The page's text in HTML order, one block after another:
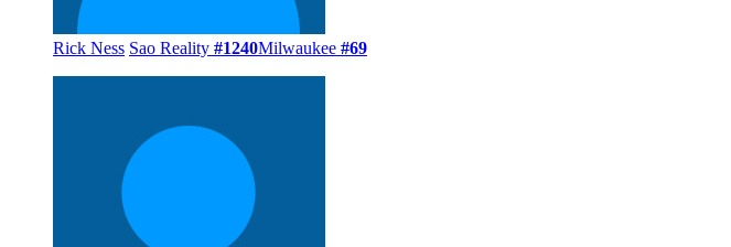
Juvenal Habyarimana Chính trị gia#829 Tuổi Sửu